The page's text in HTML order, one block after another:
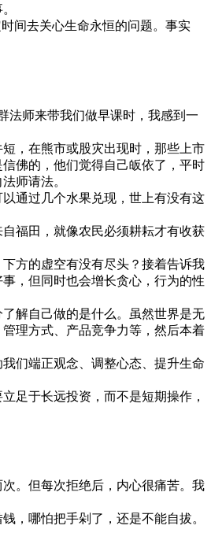
间去关心生命永恒的问题。事实
法师来带我们做早课时，我感到一
，在熊市或股灾出现时，那些上市
佛的，他们觉得自己皈依了，平时
师请法。
通过几个水果兑现，世上有没有这
福田，就像农民必须耕耘才有收获
方的虚空有没有尽头？接着告诉我
，但同时也会增长贪心，行为的性
解自己做的是什么。虽然世界是无
理方式、产品竞争力等，然后本着
们端正观念、调整心态、提升生命
足于长远投资，而不是短期操作，
。但每次拒绝后，内心很痛苦。我
，哪怕把手剁了，还是不能自拔。